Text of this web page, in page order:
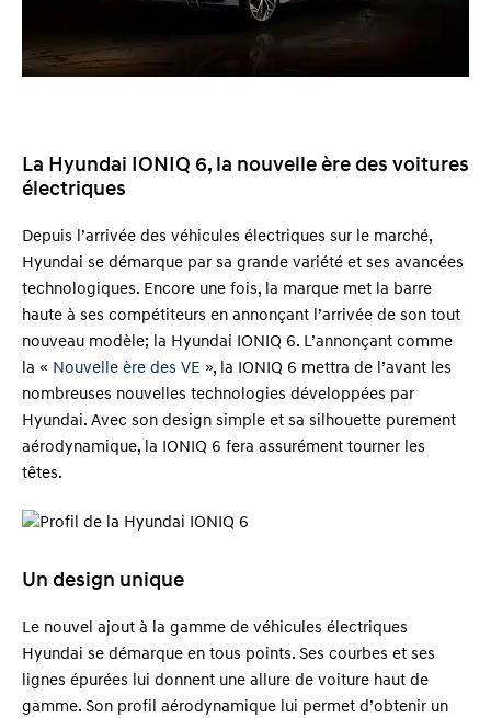
La Hyundai IONIQ 6, la nouvelle ère des voitures
électriques
Depuis l’arrivée des véhicules électriques sur le marché,
Hyundai se démarque par sa grande variété et ses avancées
technologiques. Encore une fois, la marque met la barre
haute à ses compétiteurs en annonçant l’arrivée de son tout
nouveau modèle; la Hyundai IONIQ 6. L’annonçant comme
la « Nouvelle ère des VE », la IONIQ 6 mettra de l’avant les
nombreuses nouvelles technologies développées par
Hyundai. Avec son design simple et sa silhouette purement
aérodynamique, la IONIQ 6 fera assurément tourner les
têtes.
Un design unique
Le nouvel ajout à la gamme de véhicules électriques
Hyundai se démarque en tous points. Ses courbes et ses
lignes épurées lui donnent une allure de voiture haut de
gamme. Son profil aérodynamique lui permet d’obtenir un